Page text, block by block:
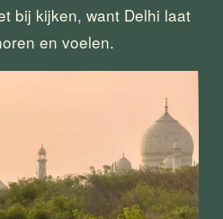
bij kijken, want Delhi laat
en voelen.